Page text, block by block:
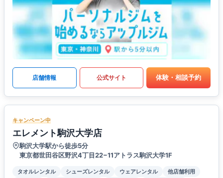
店舗情報 公式サイト 体験・相談予約
キャンペーン中
エレメント駒沢大学店
駒沢大学駅から徒歩5分
東京都世田谷区野沢4丁目22−11アトラス駒沢大学1F
タオルレンタル シューズレンタル ウェアレンタル
他店舗利用